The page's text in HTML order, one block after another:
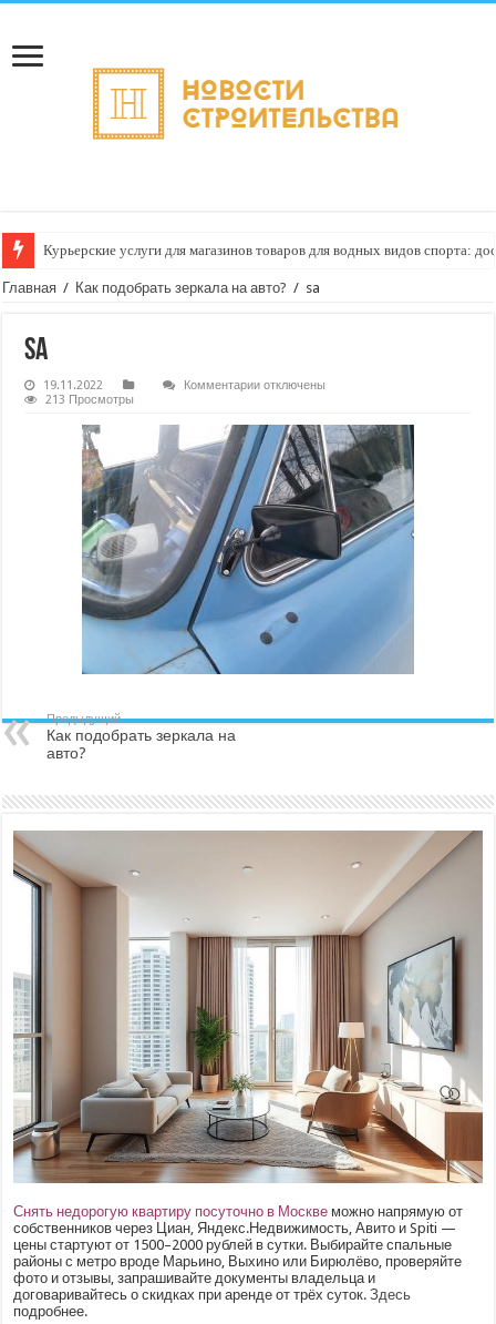
Курьерские услуги для магазинов товаров для водных видов спорта:
Главная / Как подобрать зеркала на авто? / sa
sa
19.11.2022 Комментариикотключены
213 Просмотры
Предыдущий
Как подобрать зеркала на
авто?
Снять недорогую квартиру посуточно в Москве можно напрямую от
собственников через Циан, Яндекс.Недвижимость, Авито и Spiti —
цены стартуют от 1500–2000 рублей в сутки. Выбирайте спальные
районы с метро вроде Марьино, Выхино или Бирюлёво, проверяйте
фото и отзывы, запрашивайте документы владельца и
договаривайтесь о скидках при аренде от трёх суток.Здесь
подробнее.